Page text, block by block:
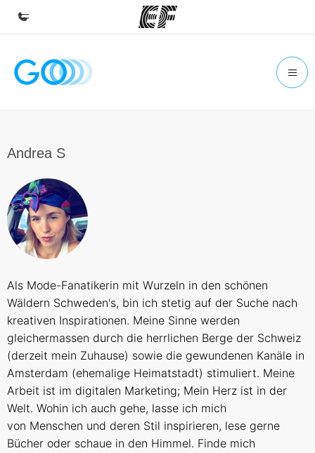
Home
Büros in der Nähe
Über uns
Wer wir sind
Andrea S
Als Mode-Fanatikerin mit Wurzeln in den schönen
Wäldern Schweden's, bin ich stetig auf der Suche nach
kreativen Inspirationen. Meine Sinne werden
gleichermassen durch die herrlichen Berge der Schweiz
(derzeit mein Zuhause) sowie die gewundenen Kanäle in
Amsterdam (ehemalige Heimatstadt) stimuliert. Meine
Arbeit ist im digitalen Marketing; Mein Herz ist in der
Welt. Wohin ich auch gehe, lasse ich mich
von Menschen und deren Stil inspirieren, lese gerne
Bücher oder schaue in den Himmel. Finde mich